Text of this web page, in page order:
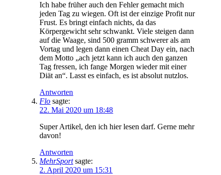
Ich habe früher auch den Fehler gemacht mich
jeden Tag zu wiegen. Oft ist der einzige Profit nur
Frust. Es bringt einfach nichts, da das
Körpergewicht sehr schwankt. Viele steigen dann
auf die Waage, sind 500 gramm schwerer als am
Vortag und legen dann einen Cheat Day ein, nach
dem Motto „ach jetzt kann ich auch den ganzen
Tag fressen, ich fange Morgen wieder mit einer
Diät an“. Lasst es einfach, es ist absolut nutzlos.
Antworten
Flo sagte:
22. Mai 2020 um 18:48
Super Artikel, den ich hier lesen darf. Gerne mehr
davon!
Antworten
MehrSport sagte:
2. April 2020 um 15:31